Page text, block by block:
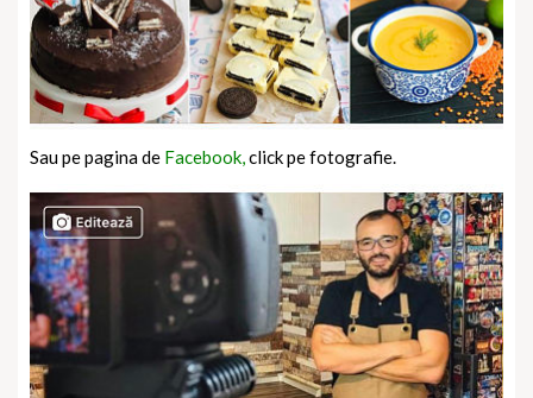
Sau pe pagina de Facebook,click pe fotografie.